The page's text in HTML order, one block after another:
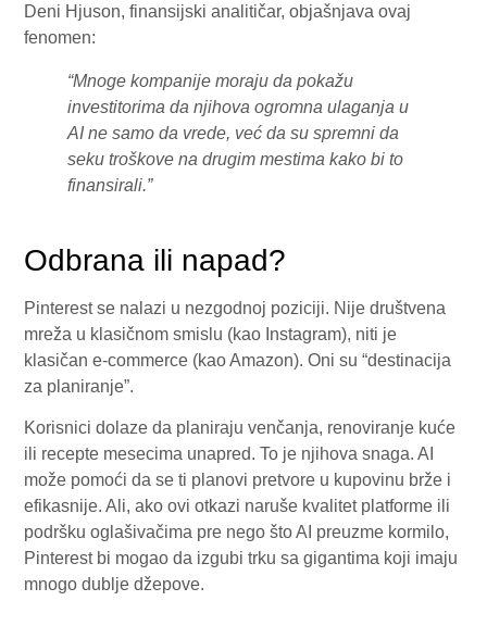
Deni Hjuson, finansijski analitičar, objašnjava ovaj
fenomen:
“Mnoge kompanije moraju da pokažu
investitorima da njihova ogromna ulaganja u
AI ne samo da vrede, već da su spremni da
seku troškove na drugim mestima kako bi to
finansirali.”
Odbrana ili napad?
Pinterest se nalazi u nezgodnoj poziciji. Nije društvena
mreža u klasičnom smislu (kao Instagram), niti je
klasičan e-commerce (kao Amazon). Oni su “destinacija
za planiranje”.
Korisnici dolaze da planiraju venčanja, renoviranje kuće
ili recepte mesecima unapred. To je njihova snaga. AI
može pomoći da se ti planovi pretvore u kupovinu brže i
efikasnije. Ali, ako ovi otkazi naruše kvalitet platforme ili
podršku oglašivačima pre nego što AI preuzme kormilo,
Pinterest bi mogao da izgubi trku sa gigantima koji imaju
mnogo dublje džepove.